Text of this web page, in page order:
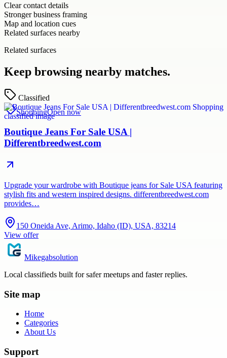
Clear contact details
Stronger business framing
Map and location cues
Related surfaces nearby
Related surfaces
Keep browsing nearby matches.
Classified
ShoppingOpen now
Boutique Jeans For Sale USA |
Differentbreedwest.com
Upgrade your wardrobe with Boutique jeans for Sale USA featuring
stylish fits and western inspired designs. differentbreedwest.com
provides…
150 Oneida Ave, Arimo, Idaho (ID), USA, 83214
View offer
Mikegabsolution
Local classifieds built for safer meetups and faster replies.
Site map
Home
Categories
About Us
Support